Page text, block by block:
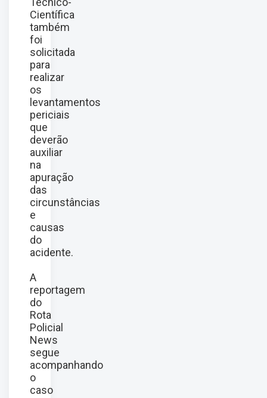
Científica
também
foi
solicitada
para
realizar
os
levantamentos
periciais
que
deverão
auxiliar
na
apuração
das
circunstâncias
e
causas
do
acidente.
A
reportagem
do
Rota
Policial
News
segue
acompanhando
o
caso